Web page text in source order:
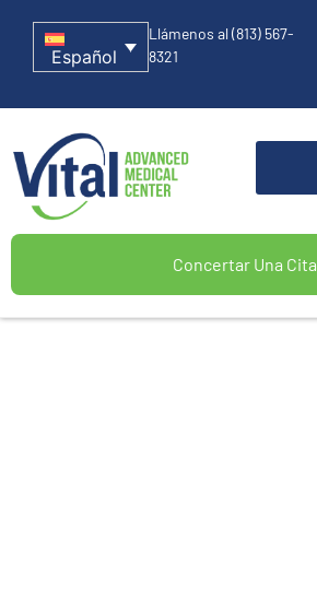
Español
Llámenos al (813) 567-
8321
Concertar Una Cita